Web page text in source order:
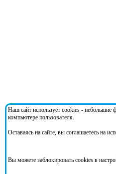
Наш сайт использует cookies -
компьютере пользователя.
Оставаясь на сайте, вы соглашаетесь на
Вы можете заблокировать cookies в